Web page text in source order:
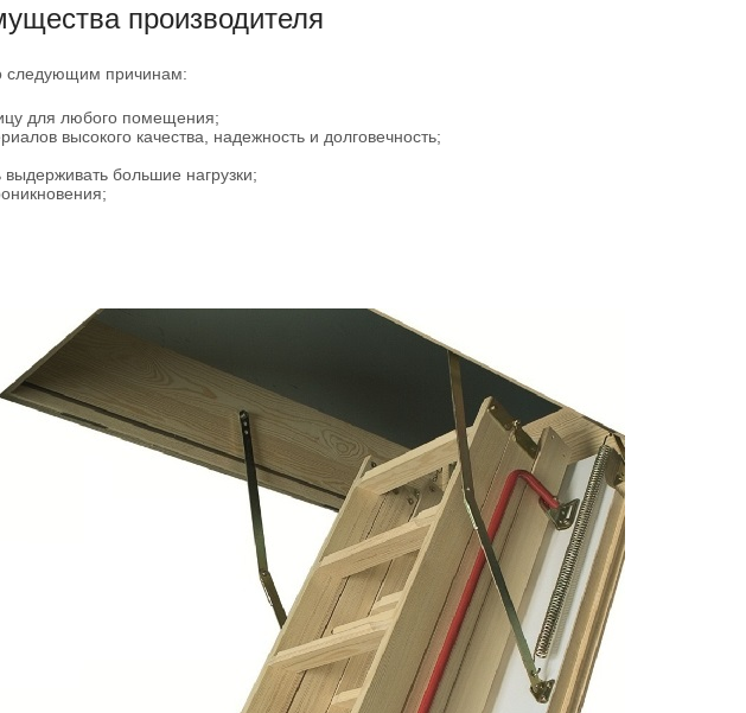
производителя
следующим причинам:
для любого помещения;
высокого качества, надежность и долговечность;
большие нагрузки;